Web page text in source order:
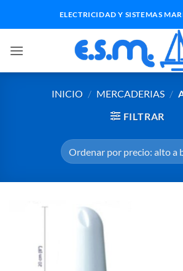
ELECTRICIDAD Y SISTEMAS
INICIO / MERCADERIAS /
FILTRAR